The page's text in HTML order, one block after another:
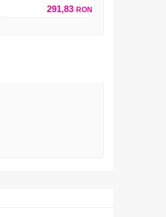
291,83 RON